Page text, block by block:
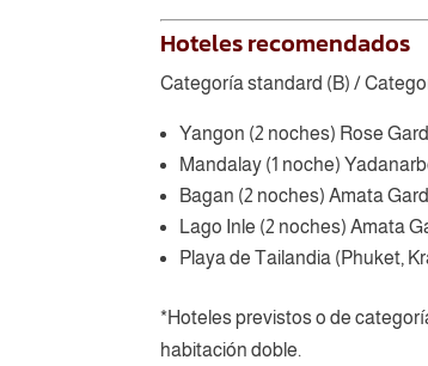
Hoteles recomendados
Categoría standard (B) /
Yangon (2 noches) Rose
Mandalay (1 noche)
Bagan (2 noches) Amata
Lago Inle (2 noches) Amata
Playa de Tailandia (Phuket,
*Hoteles previstos o de
habitación doble.